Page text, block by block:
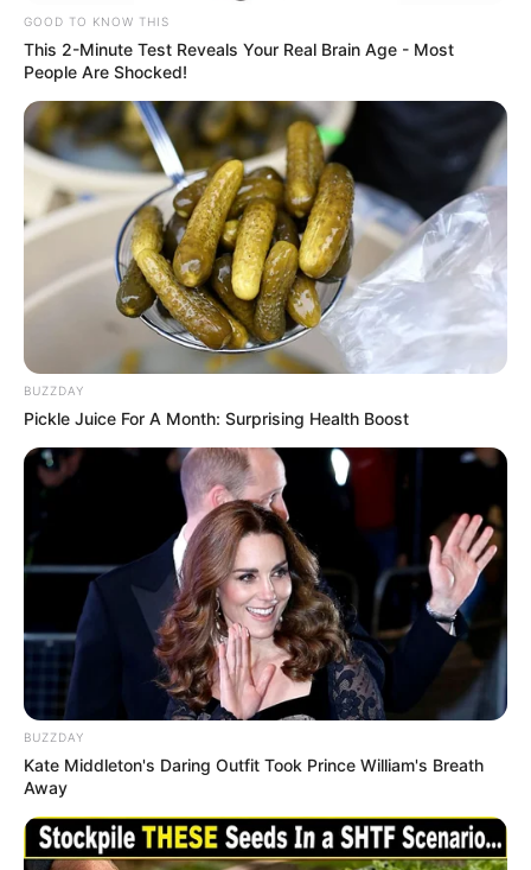
GOOD TO KNOW THIS
This 2-Minute Test Reveals Your Real Brain Age - Most
People Are Shocked!
BUZZDAY
Pickle Juice For A Month: Surprising Health Boost
BUZZDAY
Kate Middleton's Daring Outfit Took Prince William's Breath
Away